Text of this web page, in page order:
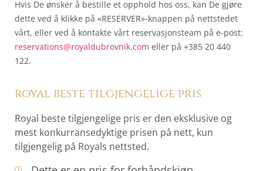
Hvis De ønsker å bestille et opphold hos oss, kan De gjøre
dette ved å klikke på «RESERVER»-knappen på nettstedet
vårt, eller ved å kontakte vårt reservasjonsteam på e-post:
reservations@royaldubrovnik.com eller på +385 20 440
122.
royal beste tilgjengelige pris
Royal beste tilgjengelige pris er den eksklusive og
mest konkurransedyktige prisen på nett, kun
tilgjengelig på Royals nettsted.